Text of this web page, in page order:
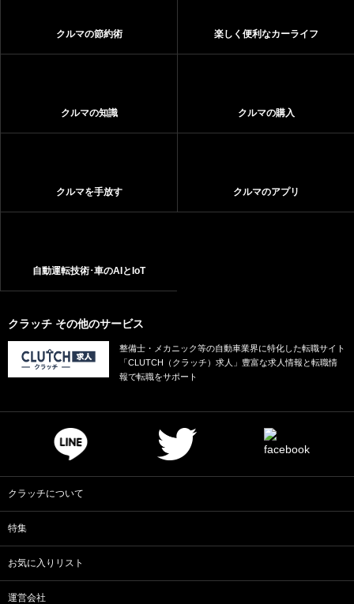
クルマの節約術 楽しく便利なカーライフ
クルマの知識 クルマの購入
クルマを手放す クルマのアプリ
自動運転技術･車のAIとIoT
クラッチ その他のサービス
整備士・メカニック等の自動車業界に特化した転職サイト
「CLUTCH（クラッチ）求人」豊富な求人情報と転職情
報で転職をサポート
クラッチについて
特集
お気に入りリスト
運営会社